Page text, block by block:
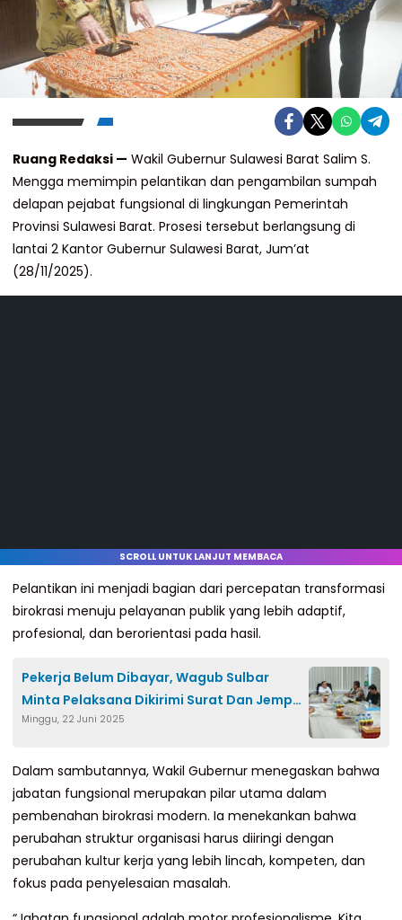
Ruang Redaksi — Wakil Gubernur Sulawesi Barat Salim S.
Mengga memimpin pelantikan dan pengambilan sumpah
delapan pejabat fungsional di lingkungan Pemerintah
Provinsi Sulawesi Barat. Prosesi tersebut berlangsung di
lantai 2 Kantor Gubernur Sulawesi Barat, Jum’at
(28/11/2025).
SCROLL UNTUK LANJUT MEMBACA
Pelantikan ini menjadi bagian dari percepatan transformasi
birokrasi menuju pelayanan publik yang lebih adaptif,
profesional, dan berorientasi pada hasil.
Pekerja Belum Dibayar, Wagub Sulbar
Minta Pelaksana Dikirimi Surat Dan Jemput
Paksa
Minggu, 22 Juni 2025
Dalam sambutannya, Wakil Gubernur menegaskan bahwa
jabatan fungsional merupakan pilar utama dalam
pembenahan birokrasi modern. Ia menekankan bahwa
perubahan struktur organisasi harus diiringi dengan
perubahan kultur kerja yang lebih lincah, kompeten, dan
fokus pada penyelesaian masalah.